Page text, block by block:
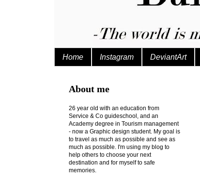
Home Instagram DeviantArt
About me
26 year old with an education from
Service & Co guideschool, and an
Academy degree in Tourism management
- now a Graphic design student. My goal is
to travel as much as possible and see as
much as possible. I'm using my blog to
help others to choose your next
destination and for myself to safe
memories.